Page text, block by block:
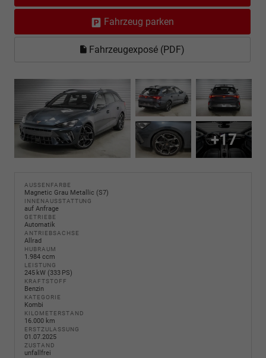
Fahrzeug parken
Fahrzeugexposé (PDF)
+17
AUSSENFARBE
Magnetic Grau Metallic (S7)
INNENAUSSTATTUNG
auf Anfrage
GETRIEBE
Automatik
ANTRIEBSACHSE
Allrad
HUBRAUM
1.984 ccm
LEISTUNG
245 kW (333 PS)
KRAFTSTOFF
Benzin
KATEGORIE
Kombi
KILOMETERSTAND
16.000 km
ERSTZULASSUNG
01.07.2025
ZUSTAND
unfallfrei